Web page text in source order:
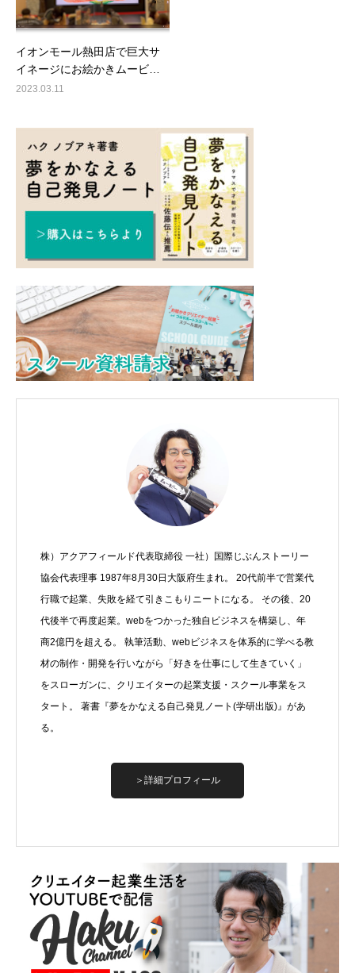
イオンモール熱田店で巨大サ
イネージにお絵かきムービ…
2023.03.11
株）アクアフィールド代表取締役 一社）国際じぶんストーリー
協会代表理事 1987年8月30日大阪府生まれ。 20代前半で営業代
行職で起業、失敗を経て引きこもりニートになる。 その後、20
代後半で再度起業。webをつかった独自ビジネスを構築し、年
商2億円を超える。 執筆活動、webビジネスを体系的に学べる教
材の制作・開発を行いながら「好きを仕事にして生きていく」
をスローガンに、クリエイターの起業支援・スクール事業をス
タート。 著書『夢をかなえる自己発見ノート(学研出版)』があ
る。
＞詳細プロフィール